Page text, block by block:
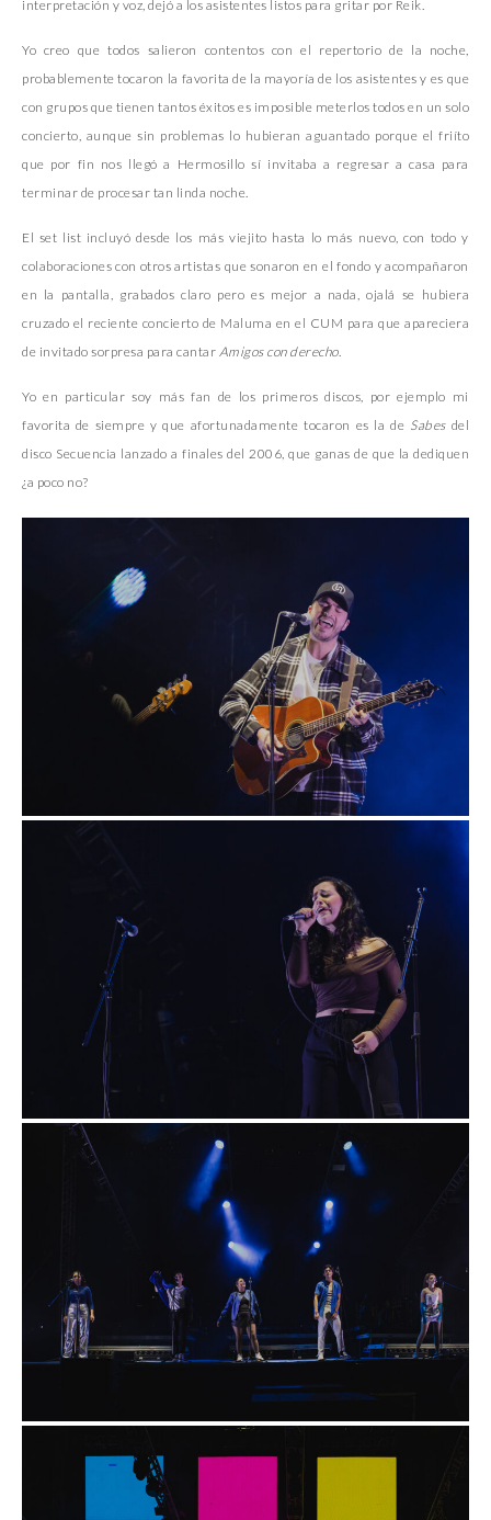
interpretación y voz, dejó a los asistentes listos para gritar por Reik.
Yo creo que todos salieron contentos con el repertorio de la noche,
probablemente tocaron la favorita de la mayoría de los asistentes y es que
con grupos que tienen tantos éxitos es imposible meterlos todos en un solo
concierto, aunque sin problemas lo hubieran aguantado porque el friíto
que por fin nos llegó a Hermosillo sí invitaba a regresar a casa para
terminar de procesar tan linda noche.
El set list incluyó desde los más viejito hasta lo más nuevo, con todo y
colaboraciones con otros artistas que sonaron en el fondo y acompañaron
en la pantalla, grabados claro pero es mejor a nada, ojalá se hubiera
cruzado el reciente concierto de Maluma en el CUM para que apareciera
de invitado sorpresa para cantar Amigos con derecho.
Yo en particular soy más fan de los primeros discos, por ejemplo mi
favorita de siempre y que afortunadamente tocaron es la de Sabesdel
disco Secuencia lanzado a finales del 2006, que ganas de que la dediquen
¿a poco no?